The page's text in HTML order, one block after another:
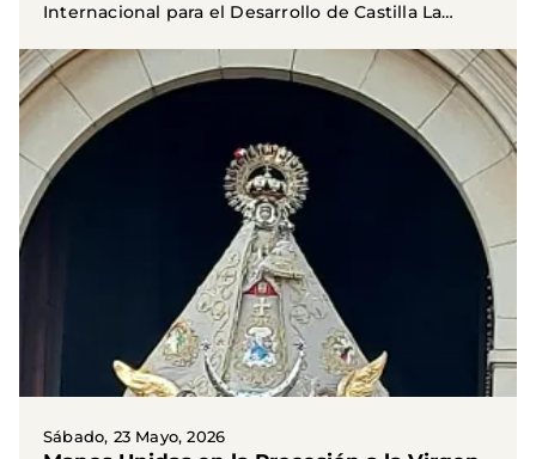
Internacional para el Desarrollo de Castilla La
Sábado, 23 Mayo, 2026